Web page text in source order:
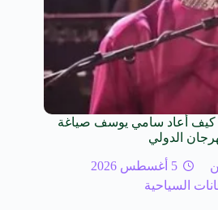
كيف أعاد سامي يوسف صياغة
الدولي
5 أغسطس 2026
السياحية